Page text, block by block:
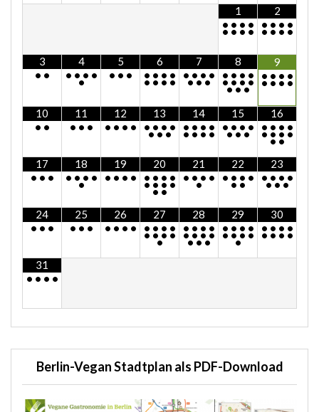
1
• • • •
• • • •
2
• • • •
• • • •
3
• •
4
• • • •
•
5
• • •
6
• • • •
• • • •
7
• • • •
•••
8
• • • •
• • • •
•••
9
• • • •
• • • •
10
• •
11
• • •
12
• • • •
13
• • • •
•••
14
• • • •
• • • •
15
• • • •
•••
16
• • • •
• • • •
• •
17
• • •
18
• • • •
•
19
• • • •
20
• • • •
• • • •
• •
21
• • • •
•
22
• • • •
• •
23
• • • •
•••
24
• • •
25
• • •
26
• • • •
27
• • • •
• • • •
•
28
• • • •
• • • •
•••
29
• • • •
• • • •
•
30
• • • •
• • • •
31
• • • •
Berlin-Vegan Stadtplan als PDF-Download